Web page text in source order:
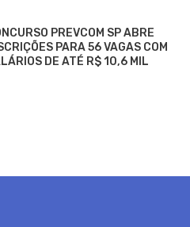
PREVCOM SP ABRE
PARA 56 VAGAS COM
DE ATÉ R$ 10,6 MIL